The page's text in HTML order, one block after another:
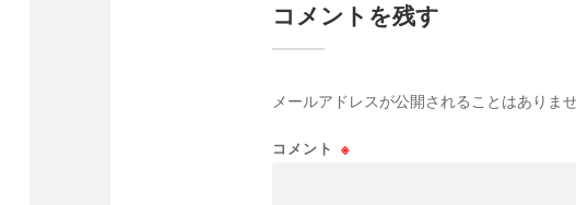
コメントを残す
メールアドレスが公開されることはありませ
コメント ※